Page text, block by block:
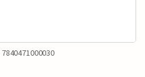
7840471000030